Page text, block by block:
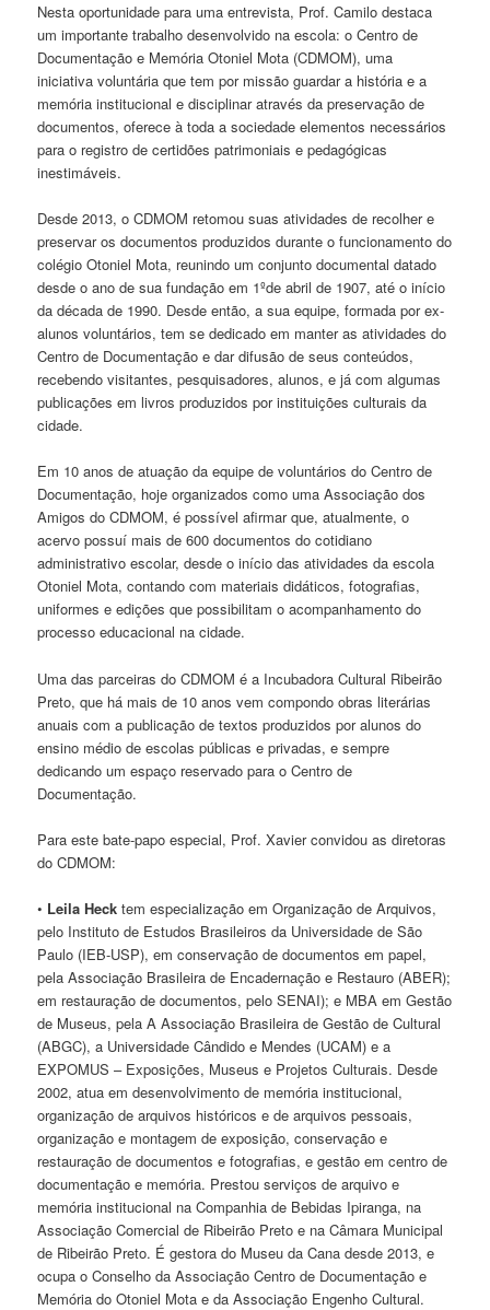
Nesta oportunidade para uma entrevista, Prof. Camilo destaca
um importante trabalho desenvolvido na escola: o Centro de
Documentação e Memória Otoniel Mota (CDMOM), uma
iniciativa voluntária que tem por missão guardar a história e a
memória institucional e disciplinar através da preservação de
documentos, oferece à toda a sociedade elementos necessários
para o registro de certidões patrimoniais e pedagógicas
inestimáveis.
Desde 2013, o CDMOM retomou suas atividades de recolher e
preservar os documentos produzidos durante o funcionamento do
colégio Otoniel Mota, reunindo um conjunto documental datado
desde o ano de sua fundação em 1ºde abril de 1907, até o início
da década de 1990. Desde então, a sua equipe, formada por ex-
alunos voluntários, tem se dedicado em manter as atividades do
Centro de Documentação e dar difusão de seus conteúdos,
recebendo visitantes, pesquisadores, alunos, e já com algumas
publicações em livros produzidos por instituições culturais da
cidade.
Em 10 anos de atuação da equipe de voluntários do Centro de
Documentação, hoje organizados como uma Associação dos
Amigos do CDMOM, é possível afirmar que, atualmente, o
acervo possuí mais de 600 documentos do cotidiano
administrativo escolar, desde o início das atividades da escola
Otoniel Mota, contando com materiais didáticos, fotografias,
uniformes e edições que possibilitam o acompanhamento do
processo educacional na cidade.
Uma das parceiras do CDMOM é a Incubadora Cultural Ribeirão
Preto, que há mais de 10 anos vem compondo obras literárias
anuais com a publicação de textos produzidos por alunos do
ensino médio de escolas públicas e privadas, e sempre
dedicando um espaço reservado para o Centro de
Documentação.
Para este bate-papo especial, Prof. Xavier convidou as diretoras
do CDMOM:
• Leila Heck tem especialização em Organização de Arquivos,
pelo Instituto de Estudos Brasileiros da Universidade de São
Paulo (IEB-USP), em conservação de documentos em papel,
pela Associação Brasileira de Encadernação e Restauro (ABER);
em restauração de documentos, pelo SENAI); e MBA em Gestão
de Museus, pela A Associação Brasileira de Gestão de Cultural
(ABGC), a Universidade Cândido e Mendes (UCAM) e a
EXPOMUS – Exposições, Museus e Projetos Culturais. Desde
2002, atua em desenvolvimento de memória institucional,
organização de arquivos históricos e de arquivos pessoais,
organização e montagem de exposição, conservação e
restauração de documentos e fotografias, e gestão em centro de
documentação e memória. Prestou serviços de arquivo e
memória institucional na Companhia de Bebidas Ipiranga, na
Associação Comercial de Ribeirão Preto e na Câmara Municipal
de Ribeirão Preto. É gestora do Museu da Cana desde 2013, e
ocupa o Conselho da Associação Centro de Documentação e
Memória do Otoniel Mota e da Associação Engenho Cultural.